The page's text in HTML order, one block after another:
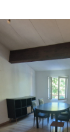
les personnes
en restant
VOIR LE